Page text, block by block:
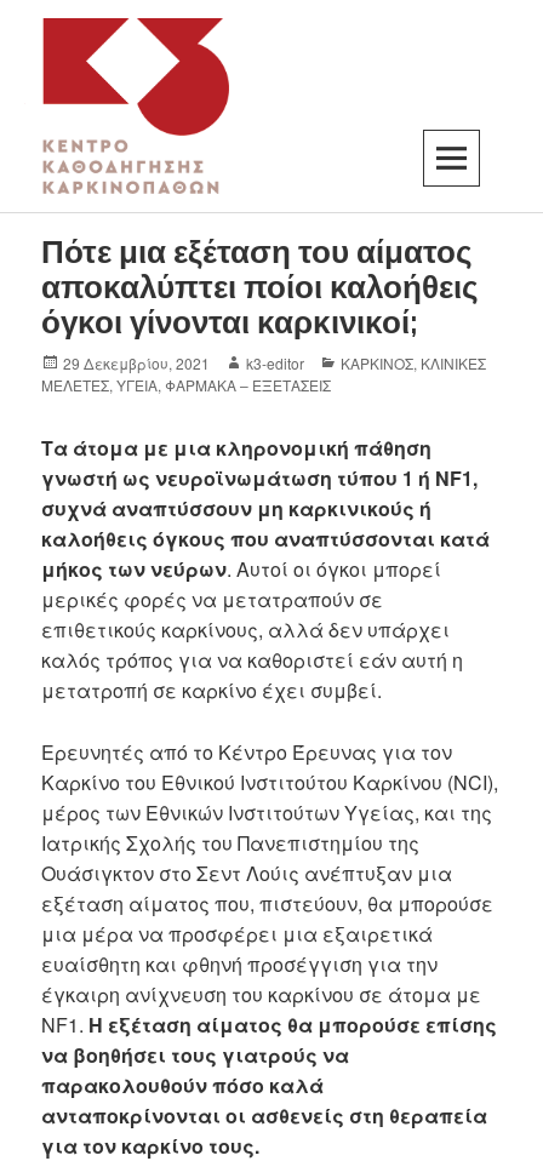
K3
ΚΕΝΤΡΟ ΚΑΘΟΔΗΓΗΣΗΣ ΚΑΡΚΙΝΟΠΑΘΩΝ
Πότε μια εξέταση του αίματος
αποκαλύπτει ποίοι καλοήθεις
όγκοι γίνονται καρκινικοί;
29 Δεκεμβρίου, 2021 k3-editor ΚΑΡΚΙΝΟΣ, ΚΛΙΝΙΚΕΣ
ΜΕΛΕΤΕΣ,ΥΓΕΙΑ, ΦΑΡΜΑΚΑ – ΕΞΕΤΑΣΕΙΣ
Τα άτομα με μια κληρονομική πάθηση
γνωστή ως νευροϊνωμάτωση τύπου 1 ή NF1,
συχνά αναπτύσσουν μη καρκινικούς ή
καλοήθεις όγκους που αναπτύσσονται κατά
μήκος των νεύρων. Αυτοί οι όγκοι μπορεί
μερικές φορές να μετατραπούν σε
επιθετικούς καρκίνους, αλλά δεν υπάρχει
καλός τρόπος για να καθοριστεί εάν αυτή η
μετατροπή σε καρκίνο έχει συμβεί.
Ερευνητές από το Κέντρο Έρευνας για τον
Καρκίνο του Εθνικού Ινστιτούτου Καρκίνου (NCI),
μέρος των Εθνικών Ινστιτούτων Υγείας, και της
Ιατρικής Σχολής του Πανεπιστημίου της
Ουάσιγκτον στο Σεντ Λούις ανέπτυξαν μια
εξέταση αίματος που, πιστεύουν, θα μπορούσε
μια μέρα να προσφέρει μια εξαιρετικά
ευαίσθητη και φθηνή προσέγγιση για την
έγκαιρη ανίχνευση του καρκίνου σε άτομα με
NF1. Η εξέταση αίματος θα μπορούσε επίσης
να βοηθήσει τους γιατρούς να
παρακολουθούν πόσο καλά
ανταποκρίνονται οι ασθενείς στη θεραπεία
για τον καρκίνο τους.